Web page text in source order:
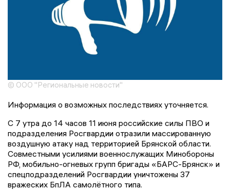
© ООО "Региональные новости"
Информация о возможных последствиях уточняется.
С 7 утра до 14 часов 11 июня российские силы ПВО и
подразделения Росгвардии отразили массированную
воздушную атаку над территорией Брянской области.
Совместными усилиями военнослужащих Минобороны
РФ, мобильно-огневых групп бригады «БАРС-Брянск» и
спецподразделений Росгвардии уничтожены 37
вражеских БпЛА самолётного типа.